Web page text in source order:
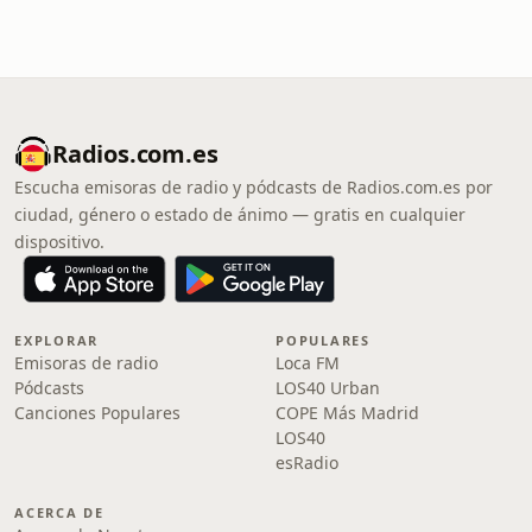
Radios.com.es
Escucha emisoras de radio y pódcasts de Radios.com.es por
ciudad, género o estado de ánimo — gratis en cualquier
dispositivo.
EXPLORAR
Emisoras de radio
Pódcasts
Canciones Populares
POPULARES
Loca FM
LOS40 Urban
COPE Más Madrid
LOS40
esRadio
ACERCA DE